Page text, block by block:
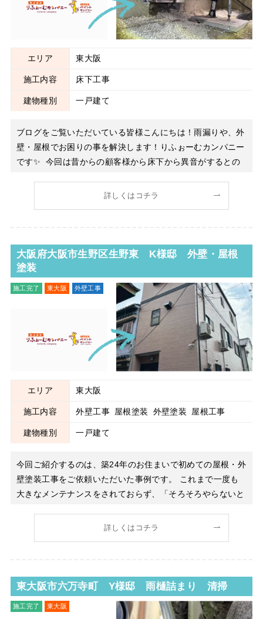
エリア 東大阪
施工内容 床下工事
建物種別 一戸建て
ブログをご覧いただいている皆様こんにちは！雨漏りや、外
壁・屋根でお困りの事を解決します！りふぉーむカンパニー
です✨ 今回は昔からの顧客様から床下から異音がするとの
れておりそちらからの異音でした。 いざ確認してみると動
詳しくはコチラ
大阪府大阪市生野区生野東 K様邸 外壁・屋根
塗装
施工完了 東大阪
外壁工事
エリア 東大阪
施工内容 外壁工事 屋根塗装 外壁塗装 屋根工事
建物種別 一戸建て
今回ご紹介するのは、築24年のお住まいで初めての屋根・外
壁塗装工事をご依頼いただいた事例です。 これまで一度も
大きなメンテナンスをされておらず、「そろそろやらないと
に現地調査をさせていただくと、外壁には経年によるチョー
詳しくはコチラ
東大阪市六万寺町 Y様邸 雨樋詰まり 清掃
施工完了
東大阪